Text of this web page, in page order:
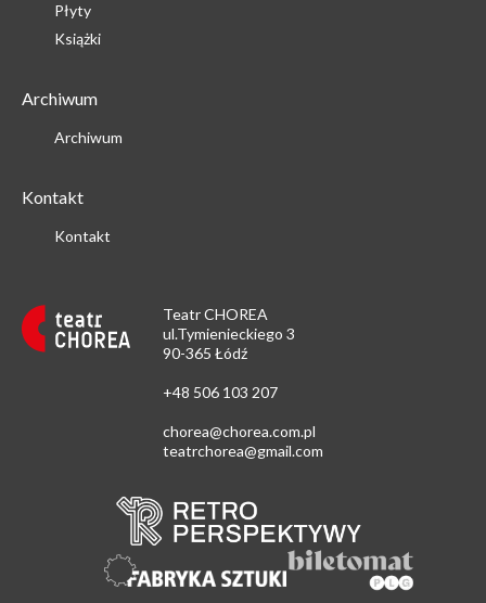
Teatr CHOREA
ul.Tymienieckiego 3
90-365 Łódź
+48 506 103 207
chorea@chorea.com.pl
teatrchorea@gmail.com
Płyty
Książki
Archiwum
Archiwum
Kontakt
Kontakt